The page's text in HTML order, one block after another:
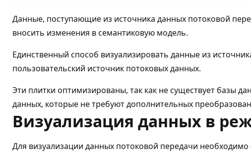
Данные, поступающие из источника данных потоковой
вносить изменения в семантиковую модель.
Единственный способ визуализировать данные из
пользовательский источник потоковых данных.
Эти плитки оптимизированы, так как не существует базы
данных, которые не требуют дополнительных
Визуализация данных в
Для визуализации данных потоковой передачи